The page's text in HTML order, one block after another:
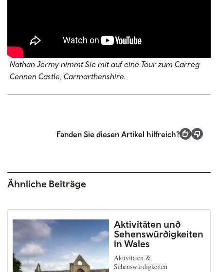
Nathan Jermy nimmt Sie mit auf eine Tour zum Carreg
Cennen Castle, Carmarthenshire.
Fanden Sie diesen Artikel hilfreich?
Ähnliche Beiträge
Aktivitäten und
Sehenswürdigkeiten
in Wales
Aktivitäten &
Sehenswürdigkeiten